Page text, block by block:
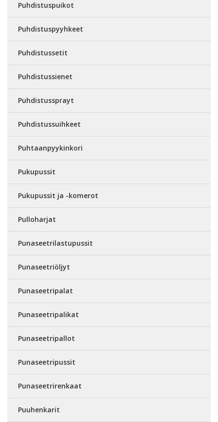
Puhdistuspuikot
Puhdistuspyyhkeet
Puhdistussetit
Puhdistussienet
Puhdistussprayt
Puhdistussuihkeet
Puhtaanpyykinkori
Pukupussit
Pukupussit ja -komerot
Pulloharjat
Punaseetrilastupussit
Punaseetriöljyt
Punaseetripalat
Punaseetripalikat
Punaseetripallot
Punaseetripussit
Punaseetrirenkaat
Puuhenkarit